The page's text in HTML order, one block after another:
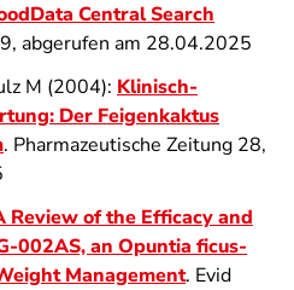
Central Search
abgerufen am 28.04.2025
M (2004): Klinisch-
Der Feigenkaktus
. Pharmazeutische Zeitung 28,
Review of the Efficacy and
002AS, an Opuntia ficus-
Management. Evid